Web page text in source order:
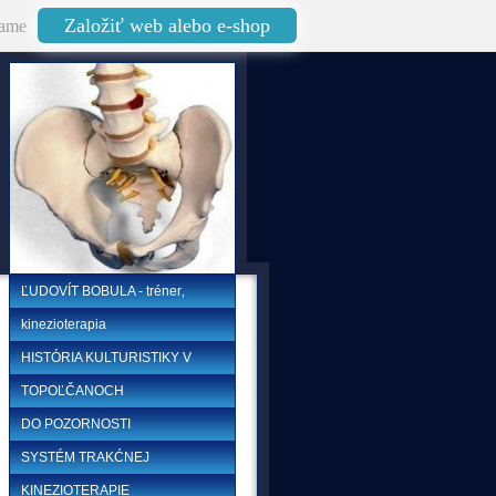
Založiť web alebo e-shop
ĽUDOVÍT BOBULA - tréner‚
kinezioterapia
HISTÓRIA KULTURISTIKY V
TOPOĽČANOCH
DO POZORNOSTI
SYSTÉM TRAKĆNEJ
KINEZIOTERAPIE